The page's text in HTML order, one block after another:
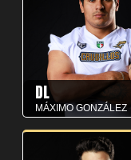
DL
MÁXIMO GONZÁLEZ